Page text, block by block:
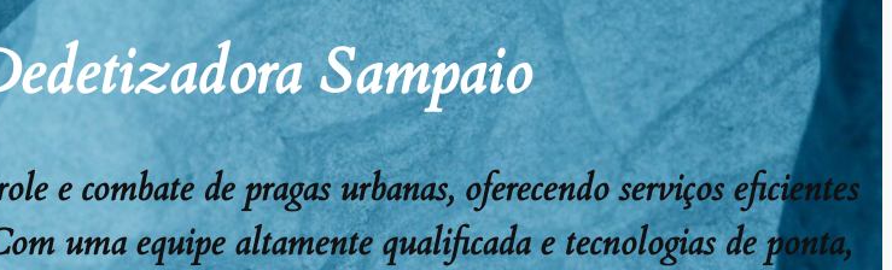
Sampaio
e combate de pragas urbanas, oferecendo serviços eficientes
uma equipe altamente qualificada e tecnologias de ponta,